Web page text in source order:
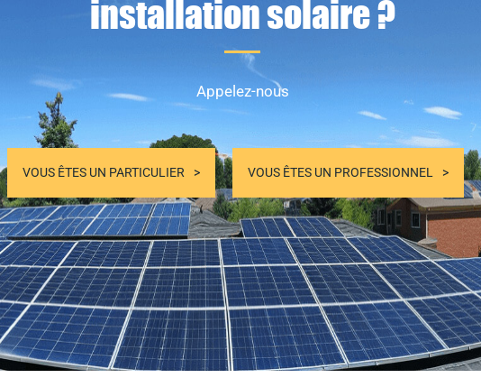
installation solaire ?
Appelez-nous
VOUS ÊTES UN PARTICULIER VOUS ÊTES UN PROFESSIONNEL